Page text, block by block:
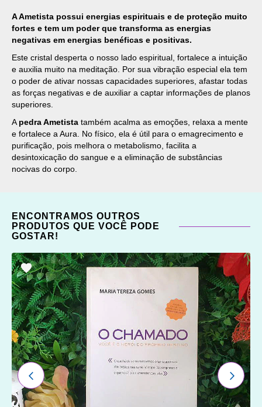
AAmetista possui energias espirituais e de proteção muito
fortes e tem um poder que transforma as energias
negativas em energias benéficas e positivas.
Este cristal desperta o nosso lado espiritual, fortalece a intuição
e auxilia muito na meditação. Por sua vibração especial ela tem
o poder de ativar nossas capacidades superiores, afastar todas
as forças negativas e de auxiliar a captar informações de planos
superiores.
A pedra Ametista também acalma as emoções, relaxa a mente
e fortalece a Aura. No físico, ela é útil para o emagrecimento e
purificação, pois melhora o metabolismo, facilita a
desintoxicação do sangue e a eliminação de substâncias
nocivas do corpo.
ENCONTRAMOS OUTROS
PRODUTOS QUE VOCÊ PODE
GOSTAR!
ADICIONAR
OS
FAVORITOS
ANTERIOR